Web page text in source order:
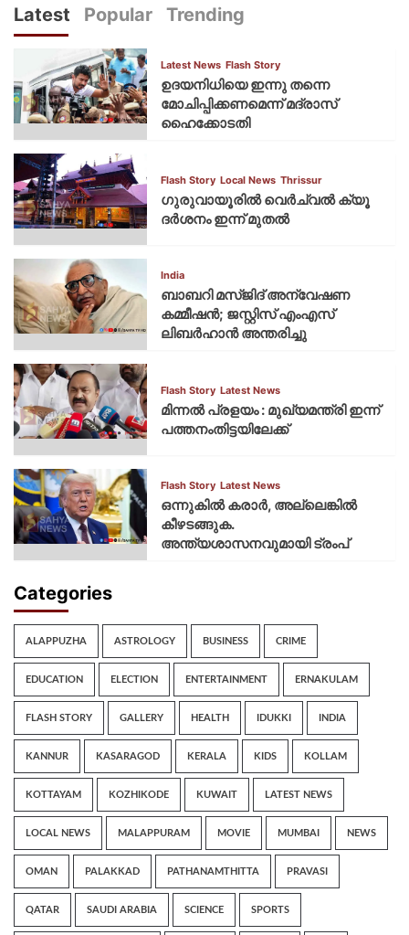
Latest Popular Trending
Latest News Flash Story
ഉദയനിധിയെ ഇന്നു തന്നെ
മോചിപ്പിക്കണമെന്ന് മദ്രാസ്
ഹൈക്കോടതി
Flash Story Local News Thrissur
ഗുരുവായൂരില്‍ വെര്‍ച്വല്‍ ക്യൂ
ദര്‍ശനം ഇന്ന് മുതല്‍
India
ബാബറി മസ്ജിദ് അന്വേഷണ
കമ്മീഷന്‍; ജസ്റ്റിസ് എംഎസ്
ലിബര്‍ഹാന്‍ അന്തരിച്ചു
Flash Story Latest News
മിന്നല്‍ പ്രളയം : മുഖ്യമന്ത്രി ഇന്ന്
പത്തനംതിട്ടയിലേക്ക്
Flash Story Latest News
ഒന്നുകില്‍ കരാര്‍, അല്ലെങ്കില്‍
കീഴടങ്ങുക.
അന്ത്യശാസനവുമായി ട്രംപ്
Categories
ALAPPUZHA ASTROLOGY BUSINESS CRIME
EDUCATION ELECTION ENTERTAINMENT ERNAKULAM
FLASH STORY GALLERY HEALTH IDUKKI INDIA
KANNUR KASARAGOD KERALA KIDS KOLLAM
KOTTAYAM KOZHIKODE KUWAIT LATEST NEWS
LOCAL NEWS MALAPPURAM MOVIE MUMBAI NEWS
OMAN PALAKKAD PATHANAMTHITTA PRAVASI
QATAR SAUDI ARABIA SCIENCE SPORTS